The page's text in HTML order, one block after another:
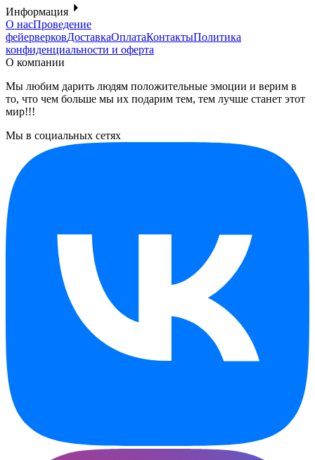
Информация
О насПроведение
фейерверковДоставкаОплатаКонтактыПолитика
конфиденциальности и оферта
О компании
Мы любим дарить людям положительные эмоции и верим в
то, что чем больше мы их подарим тем, тем лучше станет этот
мир!!!
Мы в социальных сетях